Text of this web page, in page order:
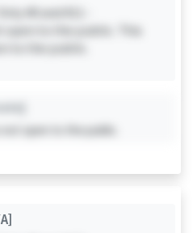
#0 and #11 -
open to the public. This
to the public.
not open to the public.